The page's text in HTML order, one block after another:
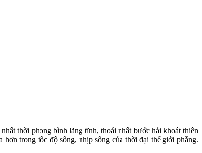
thời phong bình lãng tĩnh, thoái nhất bước hải khoát thiên
trong tốc độ sống, nhịp sống của thời đại thế giởi phẳng.